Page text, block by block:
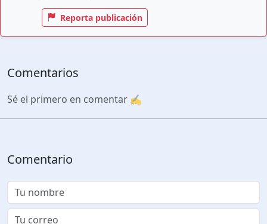
Reporta publicación
Comentarios
Sé el primero en comentar ✍️
Comentario